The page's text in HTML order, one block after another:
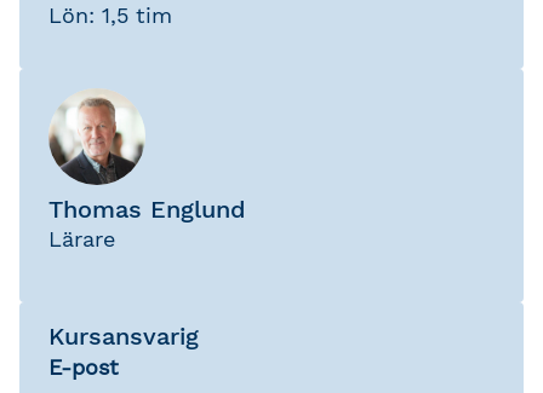
Lön: 1,5 tim
Thomas Englund
Lärare
Kursansvarig
E-post